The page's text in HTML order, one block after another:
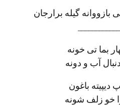
گیله برارجان
بما تی خونه
آب و دونه
دیپیته باغون
خو زلف شونه